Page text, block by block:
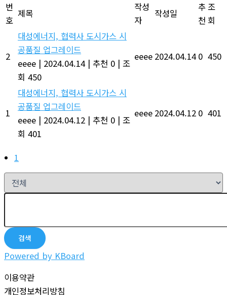
번
호
제목
작성
자
작성일
추
천
조
회
2
대성에너지, 협력사 도시가스 시
공품질 업그레이드
eeee | 2024.04.14 | 추천 0 | 조
회 450
eeee 2024.04.14 0 450
1
대성에너지, 협력사 도시가스 시
공품질 업그레이드
eeee | 2024.04.12 | 추천 0 | 조
회 401
eeee 2024.04.12 0 401
1
검색
Powered by KBoard
이용약관
개인정보처리방침